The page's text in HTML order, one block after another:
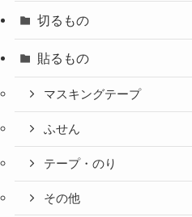
切るもの
貼るもの
マスキングテープ
ふせん
テープ・のり
その他